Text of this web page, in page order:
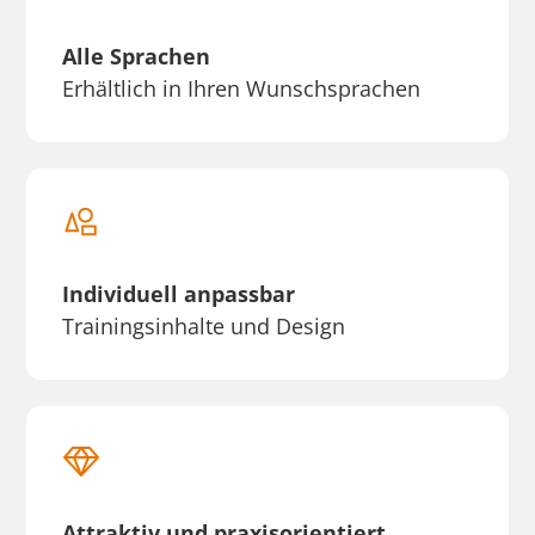
Alle Sprachen
Erhältlich in Ihren Wunschsprachen
Individuell anpassbar
Trainingsinhalte und Design